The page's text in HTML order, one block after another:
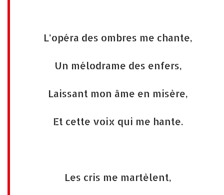
L’opéra des ombres me chante,
Un mélodrame des enfers,
Laissant mon âme en misère,
Et cette voix qui me hante.
Les cris me martèlent,